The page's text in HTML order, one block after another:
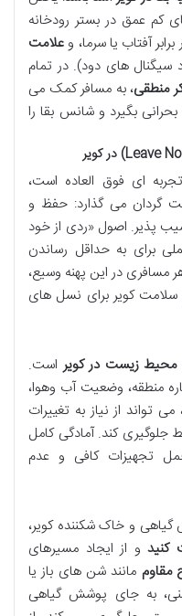
کم عمق در بستر رودخانه
آفتاب یا سرما، و علامت
سیگنال های دود). در تمام
منطقی، به مسافر کمک می
بگیرد و شانس بقا را
ای فوق العاده است،
گردان می گذارد: حفظ و
پذیر. اصول «ردی از خود
برای به حداقل رساندن
مسافری در این پهنه وسیع،
سلامت کویر برای نسل های
زیست در کویر است.
منطقه، وضعیت آب وهوا،
تواند از نیاز به تغییرات
جلوگیری کند. آمادگی کامل
تجهیزات کافی و عدم
و خاک شکننده کویر،
کنیدو از ایجاد مسیرهای
مانند شن های باز یا
به جای پوشش گیاهی